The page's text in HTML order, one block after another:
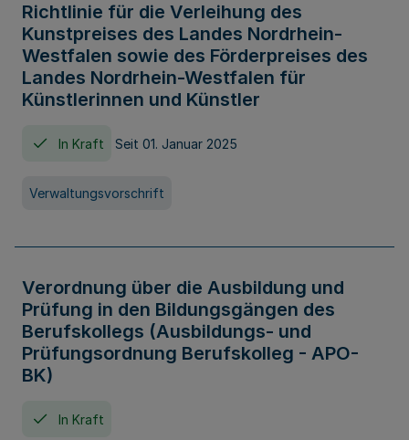
Richtlinie für die Verleihung des
Kunstpreises des Landes Nordrhein-
Westfalen sowie des Förderpreises des
Landes Nordrhein-Westfalen für
Künstlerinnen und Künstler
In Kraft Seit 01. Januar 2025
Verwaltungsvorschrift
Verordnung über die Ausbildung und
Prüfung in den Bildungsgängen des
Berufskollegs (Ausbildungs- und
Prüfungsordnung Berufskolleg - APO-
BK)
In Kraft